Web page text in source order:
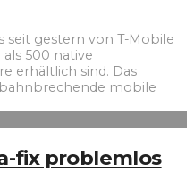
seit gestern von T-Mobile
500 native
erhältlich sind. Das
mobile
fix problemlos